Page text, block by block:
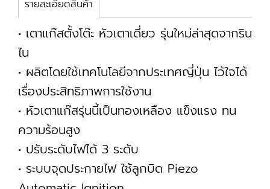
รายละเอียดสินค้า
• เตาแก๊สตั้งโต๊ะ หัวเตาเดี่ยว รุ่นใหม่ล่าสุดจากริน
ไน
• ผลิตโดยใช้เทคโนโลยีจากประเทศญี่ปุ่น ไว้ใจได้
เรื่องประสิทธิภาพการใช้งาน
• หัวเตาแก๊สรุ่นนี้เป็นทองเหลือง แข็งแรง ทน
ความร้อนสูง
• ปรับระดับไฟได้ 3 ระดับ
• ระบบจุดประกายไฟ ใช้ลูกบิด Piezo